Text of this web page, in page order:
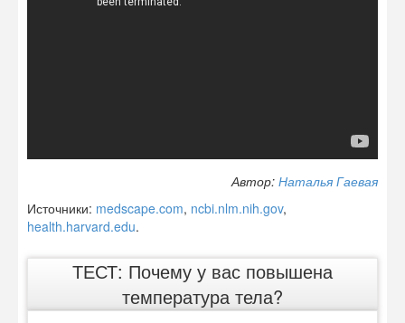
Автор: Наталья Гаевая
Источники: medscape.com, ncbi.nlm.nih.gov,
health.harvard.edu.
ТЕСТ: Почему у вас повышена
температура тела?